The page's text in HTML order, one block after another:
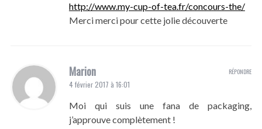
http://www.my-cup-of-tea.fr/concours-the/
Merci merci pour cette jolie découverte
Marion
4 février 2017 à 16:01
Moi qui suis une fana de packaging,
j’approuve complètement !
RÉPONDRE